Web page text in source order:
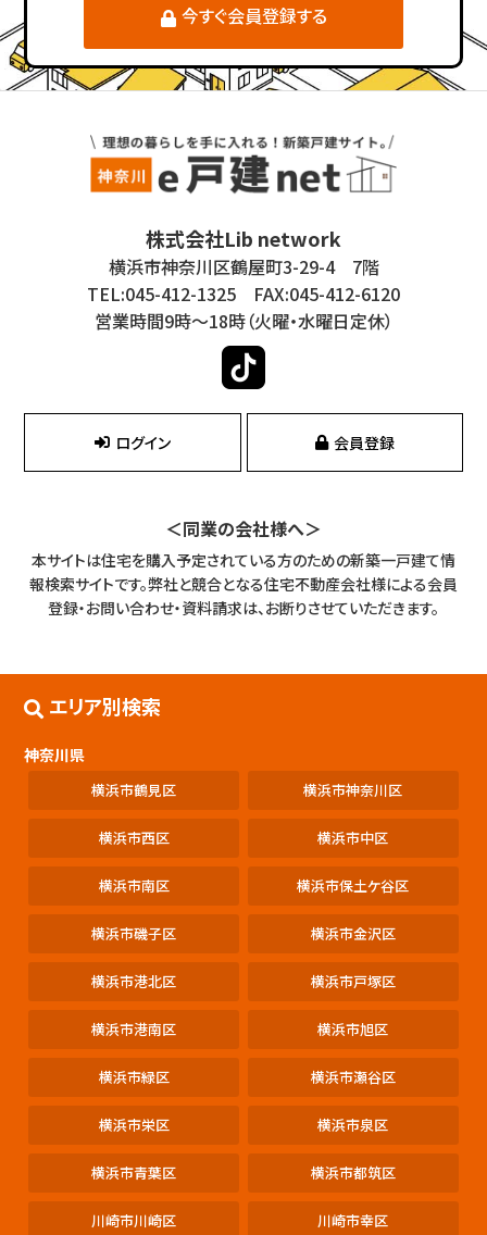
今すぐ会員登録する
株式会社Lib network
横浜市神奈川区鶴屋町3-29-4 7階
TEL:045-412-1325 FAX:045-412-6120
営業時間9時～18時（火曜・水曜日定休）
ログイン 会員登録
＜同業の会社様へ＞
本サイトは住宅を購入予定されている方のための新築一戸建て情
報検索サイトです。弊社と競合となる住宅不動産会社様による会員
登録・お問い合わせ・資料請求は、お断りさせていただきます。
エリア別検索
神奈川県
横浜市鶴見区 横浜市神奈川区
横浜市西区 横浜市中区
横浜市南区 横浜市保土ケ谷区
横浜市磯子区 横浜市金沢区
横浜市港北区 横浜市戸塚区
横浜市港南区 横浜市旭区
横浜市緑区 横浜市瀬谷区
横浜市栄区 横浜市泉区
横浜市青葉区 横浜市都筑区
川崎市川崎区 川崎市幸区